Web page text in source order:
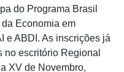
do Programa Brasil
Economia em
e ABDI. As inscrições já
no escritório Regional
XV de Novembro,